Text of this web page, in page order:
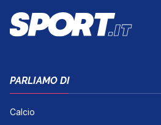
PARLIAMO DI
Calcio